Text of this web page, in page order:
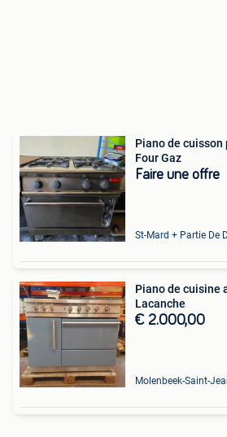
Piano de cuisson
Four Gaz
Faire une offre
Piano de cuisine
Lacanche
€ 2.000,00
Molenbeek-Saint-